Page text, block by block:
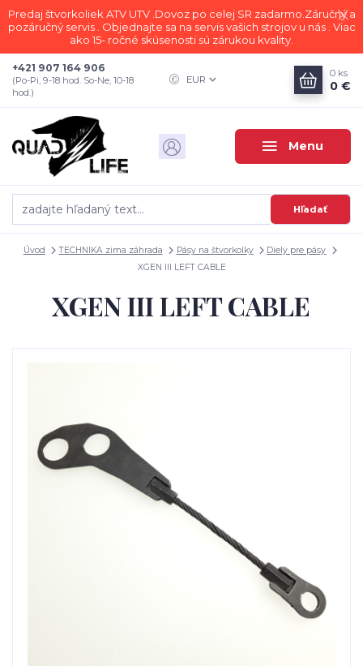
Predaj štvorkoliek ATV UTV .Dovoz po celej SR zadarmo.Záručný a
pozáručný servis . Objednajte sa na servis vašich strojov u nás . Viac
ako 15- ročné skúsenosti sú zárukou kvality.
Menu
EUR
Hľadať
+421 907 164 906
(Po-Pi, 9-18 hod. So-Ne, 10-18
hod.)
0 ks
0 €
Úvod TECHNIKA zima záhrada Pásy na štvorkolky
Diely pre pásy
XGEN III LEFT CABLE
XGEN III LEFT CABLE